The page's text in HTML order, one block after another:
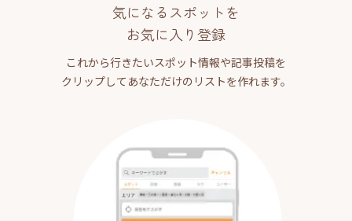
気になるスポットを
お気に入り登録
これから行きたいスポット情報や記事投稿を
クリップしてあなただけのリストを作れます。